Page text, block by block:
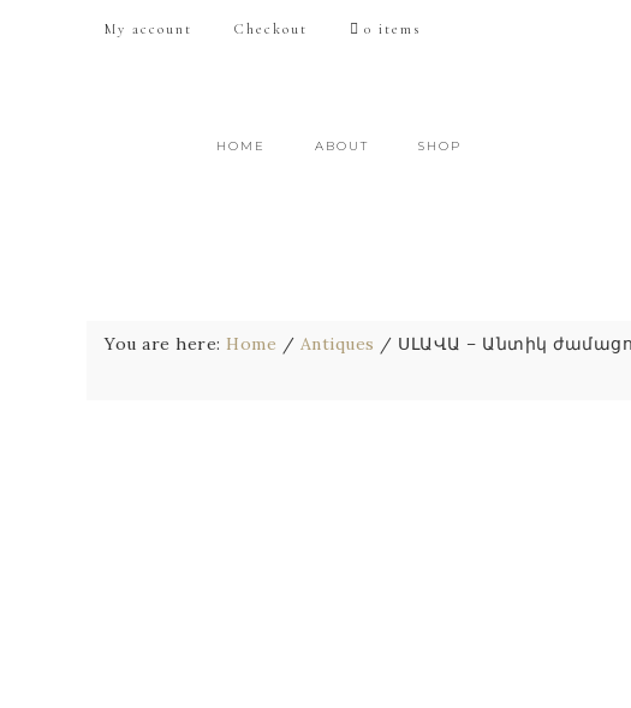
My account Checkout 0 items
HOME ABOUT SHOP
You are here: Home / Antiques / ՍԼԱՎԱ – Անտիկ